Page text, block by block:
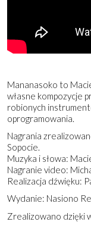
Mananasoko to
własne kompozycje
robionych
oprogramowania.
Nagrania
Sopocie.
Muzyka i słowa:
Nagranie video:
Realizacja dźwięku:
Wydanie: Nasiono
Zrealizowano dzięki